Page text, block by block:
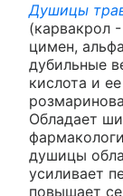
Душицы
(карвакрол
цимен,
дубильные
кислота и
Обладает
душицы
усиливает
повышает